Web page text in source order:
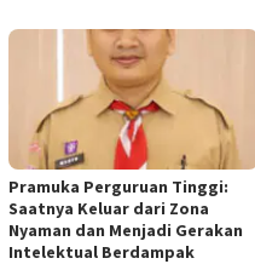
Pramuka Perguruan Tinggi:
Saatnya Keluar dari Zona
Nyaman dan Menjadi Gerakan
Intelektual Berdampak